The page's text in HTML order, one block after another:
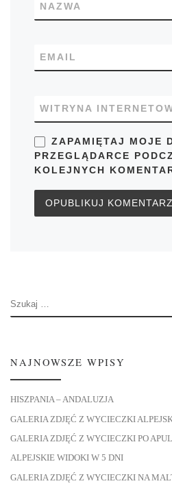
NAZWA
EMAIL
WITRYNA
ZAPAMIĘTAJ MOJE
PRZEGLĄDARCE
KOLEJNYCH
SZUKAJ
NAJNOWSZE WPISY
HISZPANIA – ANDALUZJA
GALERIA ZDJĘĆ Z WYCIECZKI
GALERIA ZDJĘĆ Z WYCIECZKI PO
ALPEJSKIE WIDOKI W 5 DNI
GALERIA ZDJĘĆ Z WYCIECZKI NA